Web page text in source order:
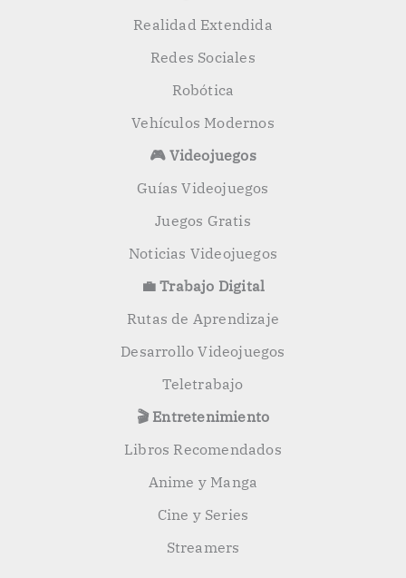
Realidad Extendida
Redes Sociales
Robótica
Vehículos Modernos
🎮 Videojuegos
Guías Videojuegos
Juegos Gratis
Noticias Videojuegos
💼 Trabajo Digital
Rutas de Aprendizaje
Desarrollo Videojuegos
Teletrabajo
🎬 Entretenimiento
Libros Recomendados
Anime y Manga
Cine y Series
Streamers